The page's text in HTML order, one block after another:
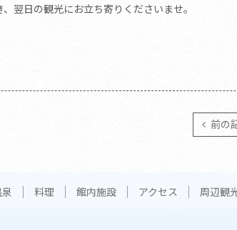
翌日の観光にお立ち寄りくださいませ。
前の
料理 館内施設 アクセス 周辺観